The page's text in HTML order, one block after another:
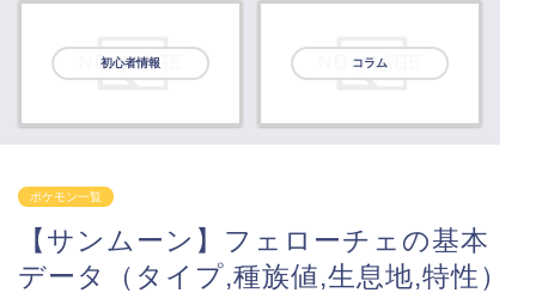
初心者情報 コラム
ポケモン一覧
【サンムーン】フェローチェの基本
データ（タイプ,種族値,生息地,特性）